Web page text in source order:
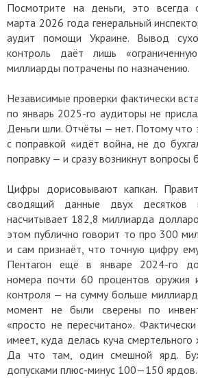
Посмотрите на деньги, это всегда
марта 2026 года генеральный
аудит помощи Украине. Вывод
контроль даёт лишь
миллиарды потрачены по назначению.
Независимые проверки фактически
по январь 2025-го аудиторы не
Деньги шли. Отчёты — нет. Потому что
с поправкой «идёт война, не до
поправку — и сразу возникнут вопросы
Цифры дорисовывают капкан.
сводящий данные двух десятков
насчитывает 182,8 миллиарда
этом публично говорит то про 300
и сам признаёт, что точную цифру
Пентагон ещё в январе 2024-го
номера почти 60 процентов оружия
контроля — на сумму больше
момент не были сверены по
«просто не пересчитано».
имеет, куда делась куча
Да что там, один смешной ярд.
допусками плюс-минус 100—150